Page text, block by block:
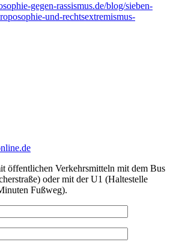
gegen-rassismus.de/blog/sieben-
und-rechtsextremismus-
öffentlichen Verkehrsmitteln mit dem Bus
oder mit der U1 (Haltestelle
Fußweg).